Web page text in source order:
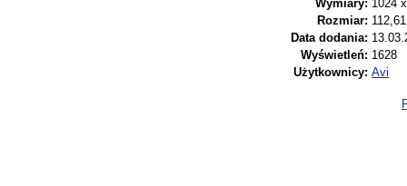
Wymiary: 1024
Rozmiar:
Data dodania:
Wyświetleń: 1628
Użytkownicy: Avi